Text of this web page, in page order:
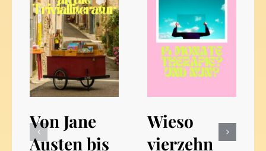
Von Jane
Austen bis
Wieso
vierzehn